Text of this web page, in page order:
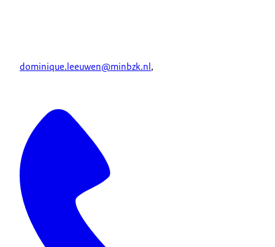
dominique.leeuwen@minbzk.nl,